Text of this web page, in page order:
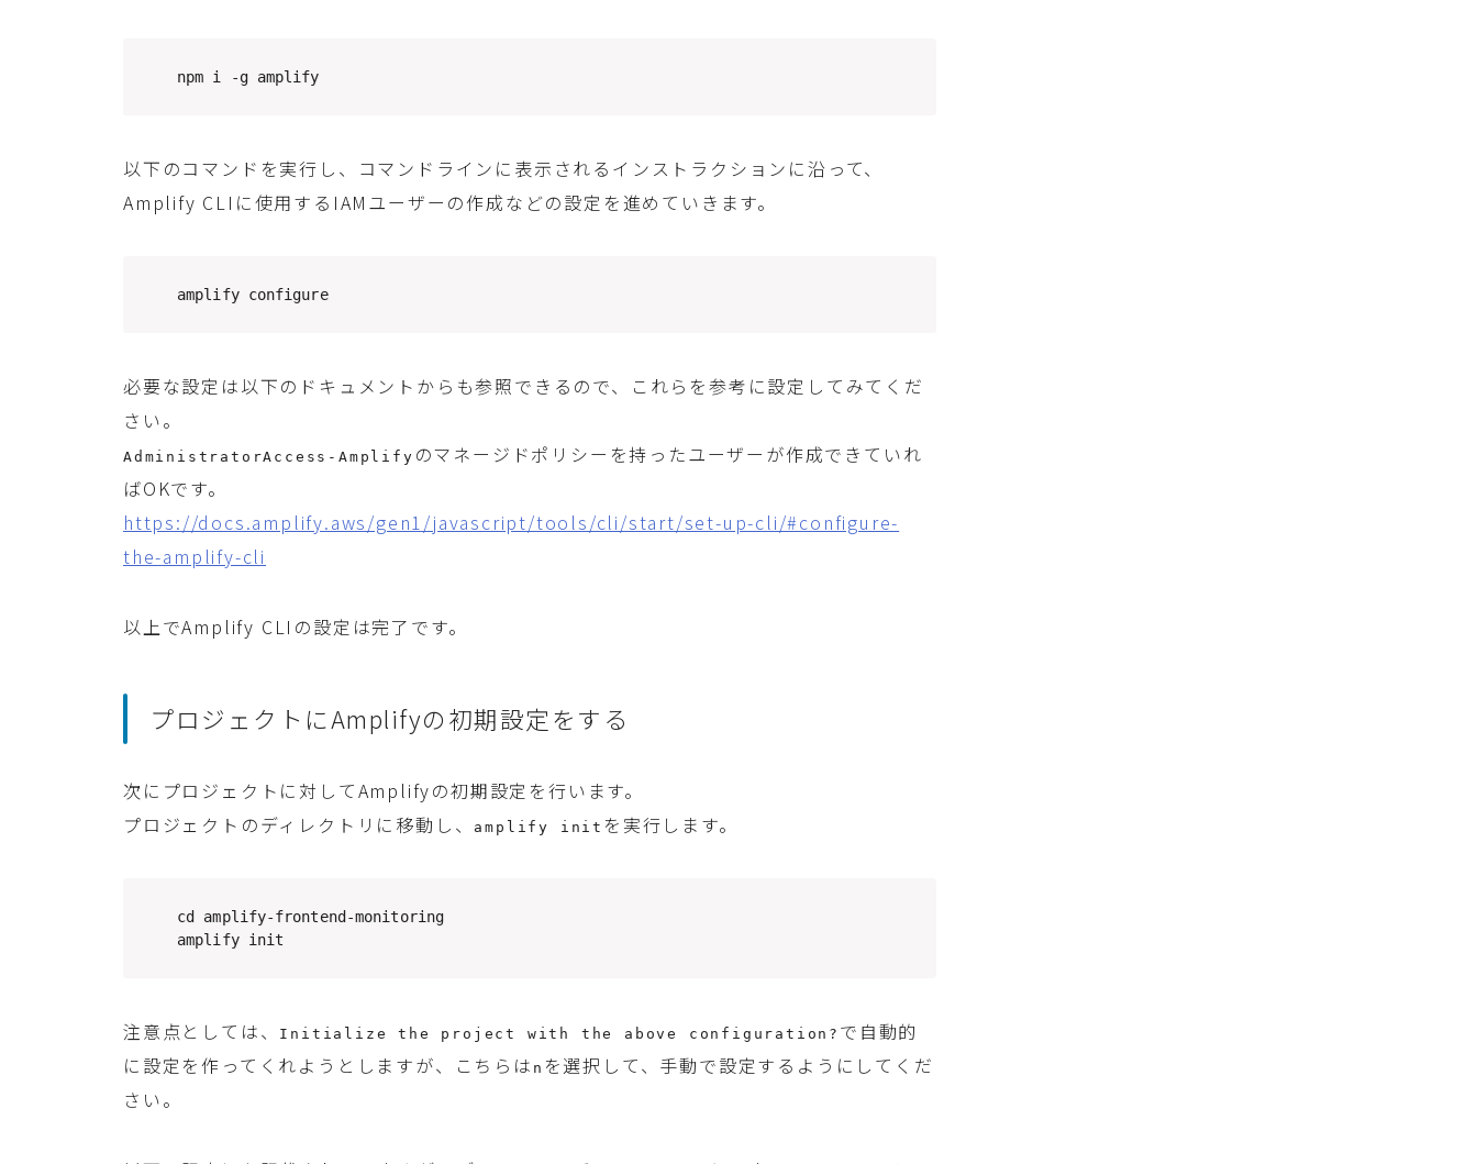
npm i -g amplify
以下のコマンドを実行し、コマンドラインに表示されるインストラクションに沿って、
Amplify CLIに使用するIAMユーザーの作成などの設定を進めていきます。
amplify configure
必要な設定は以下のドキュメントからも参照できるので、これらを参考に設定してみてくだ
さい。
AdministratorAccess-Amplify のマネージドポリシーを持ったユーザーが作成できていれ
ばOKです。
https://docs.amplify.aws/gen1/javascript/tools/cli/start/set-up-cli/#configure-
the-amplify-cli
以上でAmplify CLIの設定は完了です。
プロジェクトにAmplifyの初期設定をする
次にプロジェクトに対してAmplifyの初期設定を行います。
プロジェクトのディレクトリに移動し、
amplify init を実行します。
cd amplify-frontend-monitoring
amplify init
注意点としては、 Initialize the project with the above configuration? で自動的
に設定を作ってくれようとしますが、こちらは n を選択して、手動で設定するようにしてくだ
さい。